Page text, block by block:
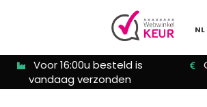
NL
Gratis verzending vanaf €
50,00